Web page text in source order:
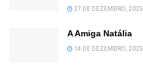
27 DE DEZEMBRO, 2025
A Amiga Natália
14 DE DEZEMBRO, 2025